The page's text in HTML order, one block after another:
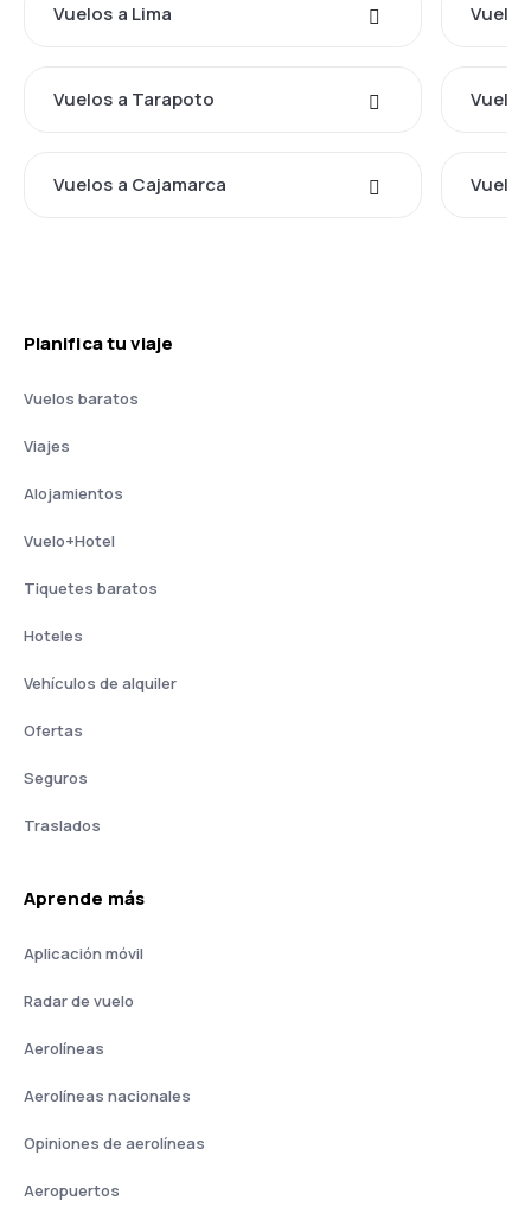
Vuelos a Lima
Vuelos a Tarapoto
Vuelos a Cajamarca
Planifica tu viaje
Vuelos baratos
Viajes
Alojamientos
Vuelo+Hotel
Tiquetes baratos
Hoteles
Vehículos de alquiler
Ofertas
Seguros
Traslados
Aprende más
Aplicación móvil
Radar de vuelo
Aerolíneas
Aerolíneas nacionales
Opiniones de aerolíneas
Aeropuertos